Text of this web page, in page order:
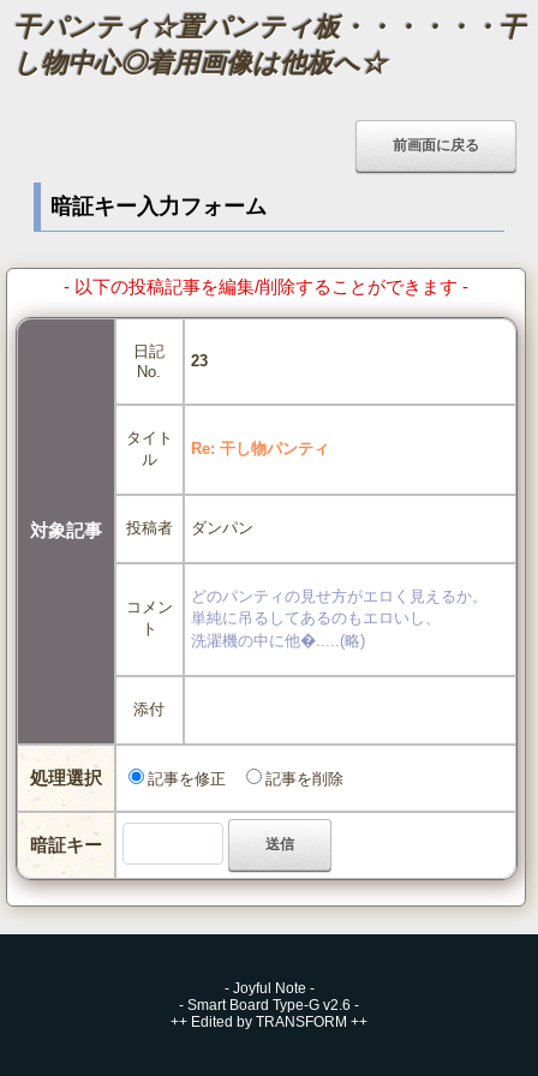
干パンティ☆置パンティ板・・・・・・干
し物中心◎着用画像は他板へ☆
暗証キー入力フォーム
- 以下の投稿記事を編集/削除することができます -
対象記事
日記
No.
23
タイト
ル
Re: 干し物パンティ
投稿者 ダンパン
コメン
ト
どのパンティの見せ方がエロく見えるか。
単純に吊るしてあるのもエロいし、
洗濯機の中に他�.....(略)
添付
処理選択 記事を修正 記事を削除
暗証キー
- Joyful Note -
- Smart Board Type-G v2.6 -
++ Edited by TRANSFORM ++